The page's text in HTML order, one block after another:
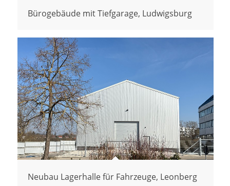
Bürogebäude mit Tiefgarage, Ludwigsburg
Neubau Lagerhalle für Fahrzeuge, Leonberg